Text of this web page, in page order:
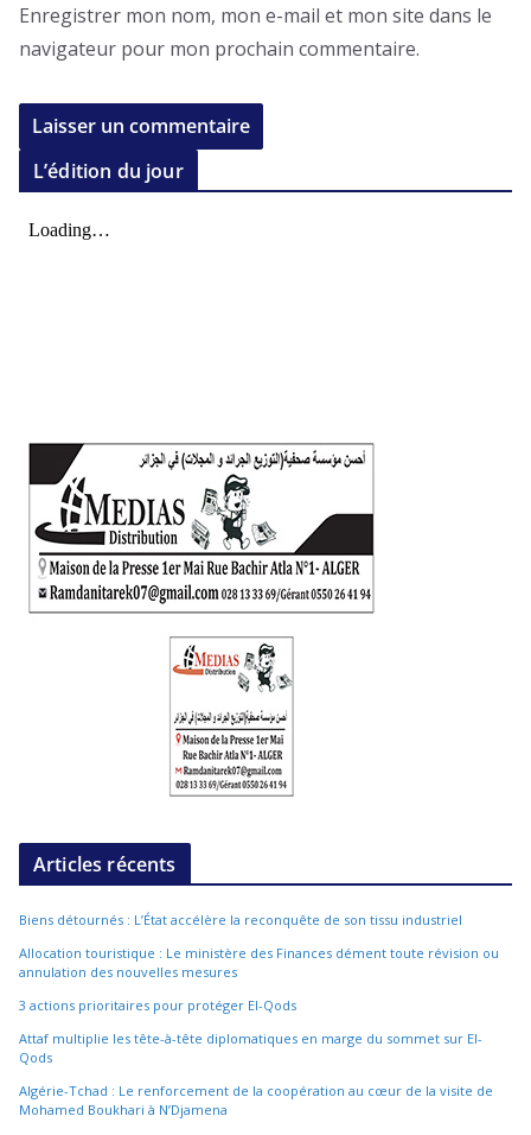
Enregistrer mon nom, mon e-mail et mon site dans le
navigateur pour mon prochain commentaire.
L’édition du jour
Articles récents
Biens détournés : L’État accélère la reconquête de son tissu industriel
Allocation touristique : Le ministère des Finances dément toute révision ou
annulation des nouvelles mesures
3 actions prioritaires pour protéger El-Qods
Attaf multiplie les tête-à-tête diplomatiques en marge du sommet sur El-
Qods
Algérie-Tchad : Le renforcement de la coopération au cœur de la visite de
Mohamed Boukhari à N’Djamena